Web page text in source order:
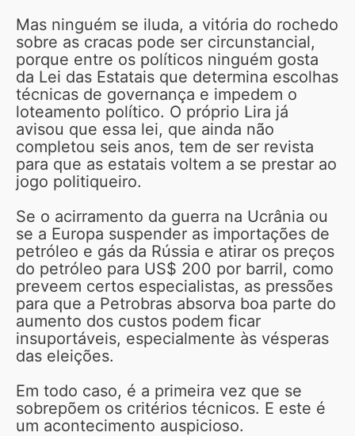
Mas ninguém se iluda, a vitória do rochedo
sobre as cracas pode ser circunstancial,
porque entre os políticos ninguém gosta
da Lei das Estatais que determina escolhas
técnicas de governança e impedem o
loteamento político. O próprio Lira já
avisou que essa lei, que ainda não
completou seis anos, tem de ser revista
para que as estatais voltem a se prestar ao
jogo politiqueiro.
Se o acirramento da guerra na Ucrânia ou
se a Europa suspender as importações de
petróleo e gás da Rússia e atirar os preços
do petróleo para US$ 200 por barril, como
preveem certos especialistas, as pressões
para que a Petrobras absorva boa parte do
aumento dos custos podem ficar
insuportáveis, especialmente às vésperas
das eleições.
Em todo caso, é a primeira vez que se
sobrepõem os critérios técnicos. E este é
um acontecimento auspicioso.